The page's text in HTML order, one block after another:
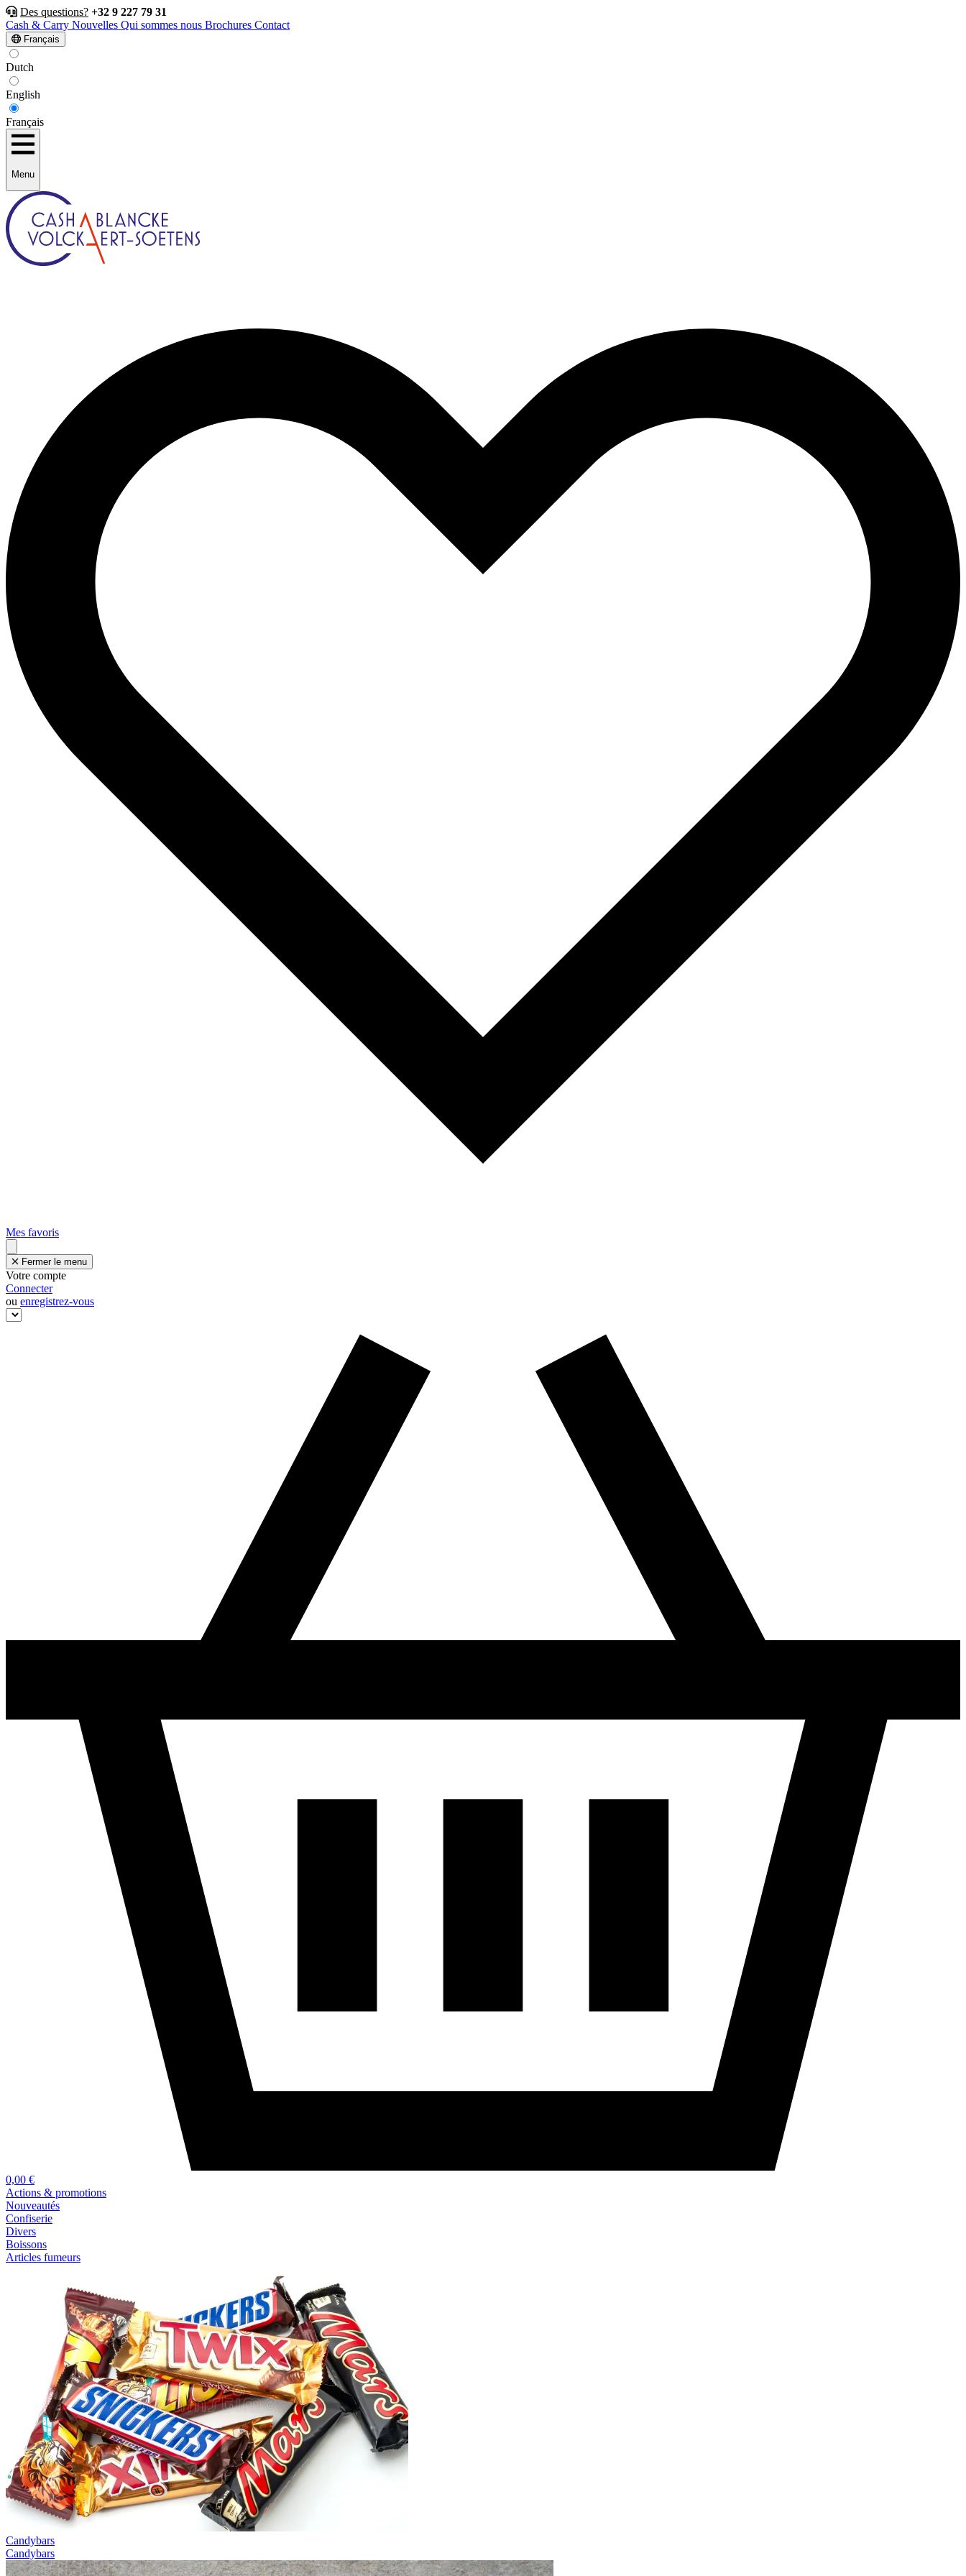
Des questions? +32 9 227 79 31
Cash & Carry Nouvelles Qui sommes nous Brochures Contact
Français
Dutch
English
Français
Menu
Mes favoris
Fermer le menu
Votre compte
Connecter
ou enregistrez-vous
0,00 €
Actions & promotions
Nouveautés
Confiserie
Divers
Boissons
Articles fumeurs
Candybars
Candybars